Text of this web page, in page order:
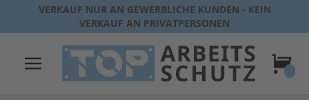
Direkt zum Inhalt
VERKAUF NUR AN GEWERBLICHE KUNDEN - KEIN
VERKAUF AN PRIVATPERSONEN